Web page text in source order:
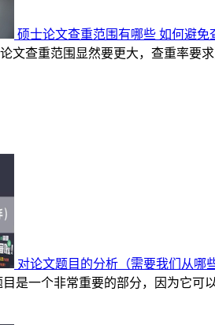
硕士论文查重范围有哪些 如何避免
文查重范围显然要更大，查重率要
对论文题目的分析（需要我们从哪
是一个非常重要的部分，因为它